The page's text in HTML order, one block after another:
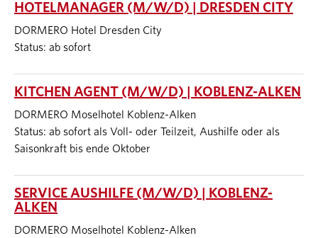
HOTELMANAGER (M/W/D) | DRESDEN CITY
DORMERO Hotel Dresden City
Status: ab sofort
KITCHEN AGENT (M/W/D) | KOBLENZ-ALKEN
DORMERO Moselhotel Koblenz-Alken
Status: ab sofort als Voll- oder Teilzeit, Aushilfe oder als
Saisonkraft bis ende Oktober
SERVICE AUSHILFE (M/W/D) | KOBLENZ-
ALKEN
DORMERO Moselhotel Koblenz-Alken